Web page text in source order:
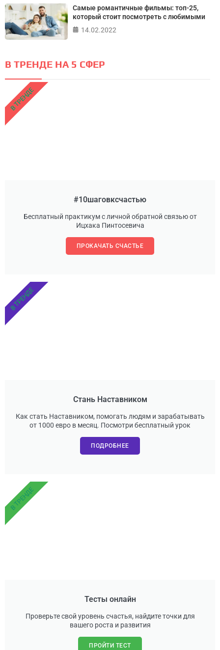
Самые романтичные фильмы: топ-25,
который стоит посмотреть с любимыми
14.02.2022
В ТРЕНДЕ НА 5 СФЕР
#10шаговксчастью
Бесплатный практикум с личной обратной связью от
Ицхака Пинтосевича
ПРОКАЧАТЬ СЧАСТЬЕ
В ТРЕНДЕ
Стань Наставником
Как стать Наставником, помогать людям и зарабатывать
от 1000 евро в месяц. Посмотри бесплатный урок
ПОДРОБНЕЕ
В ТРЕНДЕ
Тесты онлайн
Проверьте свой уровень счастья, найдите точки для
вашего роста и развития
ПРОЙТИ ТЕСТ
В ТРЕНДЕ